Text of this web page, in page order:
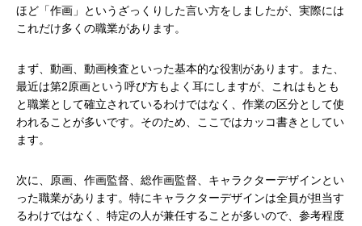
ほど「作画」というざっくりした言い方をしましたが、実際には
これだけ多くの職業があります。
まず、動画、動画検査といった基本的な役割があります。また、
最近は第2原画という呼び方もよく耳にしますが、これはもとも
と職業として確立されているわけではなく、作業の区分として使
われることが多いです。そのため、ここではカッコ書きとしてい
ます。
次に、原画、作画監督、総作画監督、キャラクターデザインとい
った職業があります。特にキャラクターデザインは全員が担当す
るわけではなく、特定の人が兼任することが多いので、参考程度